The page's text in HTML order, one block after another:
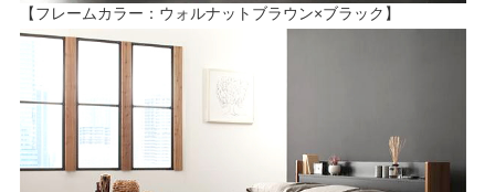
【フレームカラー：ウォルナットブラウン×ブラック】